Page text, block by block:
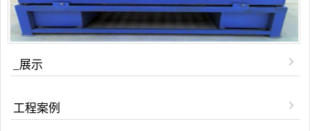
_展示
工程案例